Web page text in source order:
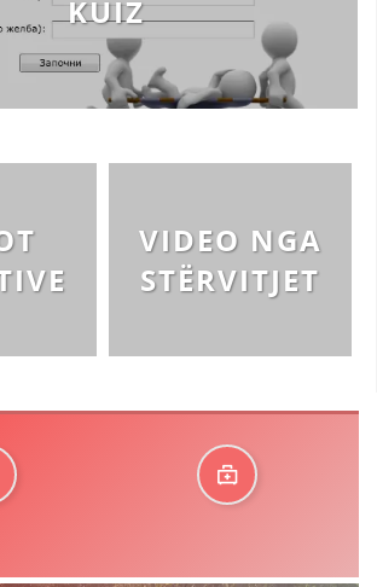
KUIZ
VIDEO NGA
STËRVITJET